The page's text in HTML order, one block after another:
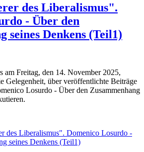
des Liberalismus".
- Über den
seines Denkens (Teil1)
am Freitag, den 14. November 2025,
Gelegenheit, über veröffentlichte Beiträge
Losurdo - Über den Zusammenhang
des Liberalismus". Domenico Losurdo -
seines Denkens (Teil1)